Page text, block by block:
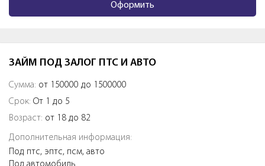
Оформить
ЗАЙМ ПОД ЗАЛОГ ПТС И АВТО
Сумма: от 150000 до 1500000
Срок: От 1 до 5
Возраст: от 18 до 82
Дополнительная информация:
Под птс, эптс, псм, авто